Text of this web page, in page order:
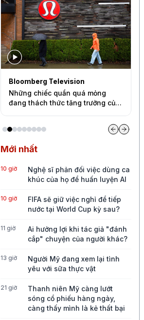
Bloomberg Television
Những chiếc quần quá mỏng
đang thách thức tăng trưởng của
Mới nhất
10 giờ
Nghệ sĩ phản đối việc dùng ca
khúc của họ để huấn luyện AI
10 giờ
FIFA sẽ giữ việc nghỉ để tiếp
nước tại World Cup kỳ sau?
11 giờ
Ai hưởng lợi khi tác giả "đánh
cắp" chuyện của người khác?
13 giờ
Người Mỹ đang xem lại tình
yêu với sữa thực vật
21 giờ
Thanh niên Mỹ càng lướt
sóng cổ phiếu hàng ngày,
càng thấy mình là kẻ thất bại